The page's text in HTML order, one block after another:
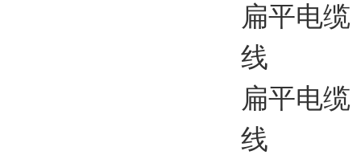
扁平
线
扁平
线